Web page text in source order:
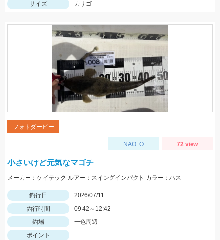
サイズ
カサゴ
フォトダービー
NAOTO 72 view
小さいけど元気なマゴチ
メーカー：ケイテック ルアー：スイングインパクト カラー：ハス
釣行日
2026/07/11
釣行時間
09:42～12:42
釣場
一色周辺
ポイント